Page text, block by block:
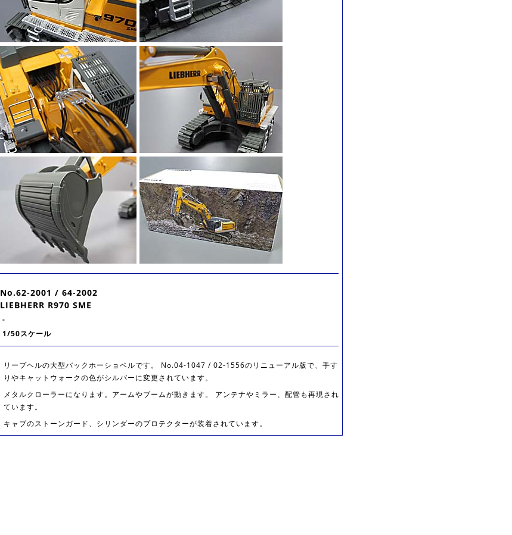
No.62-2001 / 64-2002
LIEBHERR R970 SME
-
1/50スケール
リープヘルの大型バックホーショベルです。 No.04-1047 / 02-1556のリニューアル版で、手す
りやキャットウォークの色がシルバーに変更されています。
メタルクローラーになります。アームやブームが動きます。 アンテナやミラー、配管も再現され
ています。
キャブのストーンガード、シリンダーのプロテクターが装着されています。